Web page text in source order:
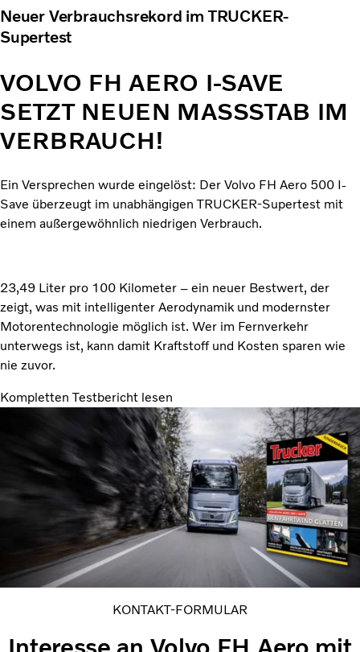
Neuer Verbrauchsrekord im TRUCKER-
Supertest
VOLVO FH AERO I-SAVE
SETZT NEUEN MASSSTAB IM
VERBRAUCH!
Ein Versprechen wurde eingelöst: Der Volvo FH Aero 500 I-
Save überzeugt im unabhängigen TRUCKER-Supertest mit
einem außergewöhnlich niedrigen Verbrauch.
23,49 Liter pro 100 Kilometer – ein neuer Bestwert, der
zeigt, was mit intelligenter Aerodynamik und modernster
Motorentechnologie möglich ist. Wer im Fernverkehr
unterwegs ist, kann damit Kraftstoff und Kosten sparen wie
nie zuvor.
Kompletten Testbericht lesen
KONTAKT-FORMULAR